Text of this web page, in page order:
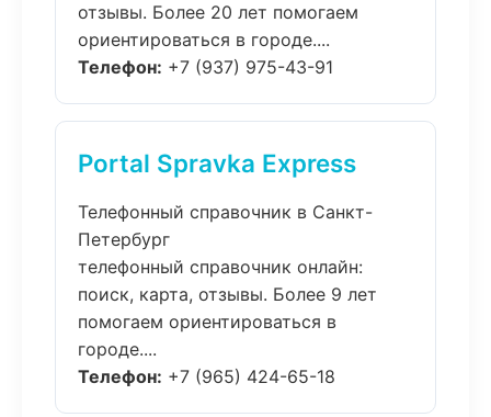
отзывы. Более 20 лет помогаем
ориентироваться в городе....
Телефон: +7 (937) 975-43-91
Portal Spravka Express
Телефонный справочник в Санкт-
Петербург
телефонный справочник онлайн:
поиск, карта, отзывы. Более 9 лет
помогаем ориентироваться в
городе....
Телефон: +7 (965) 424-65-18